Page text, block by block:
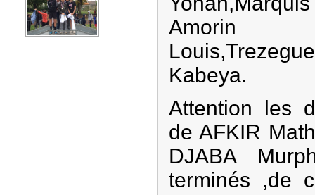
Amorin
Kabeya.
Attention les
de AFKIR
DJABA
terminés ,de